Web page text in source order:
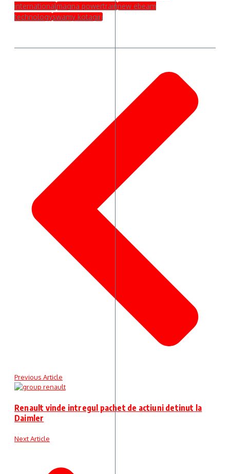
internationalmagna powertrainnew ebeam
technologyswamy kotagiri
Previous Article
Renault vinde intregul pachet de actiuni detinut la
Daimler
Next Article